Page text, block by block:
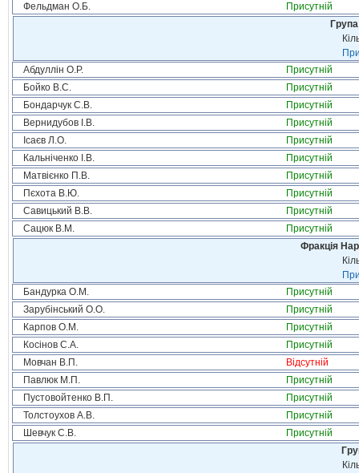
Фельдман О.Б.
Присутній
Абдуллін О.Р.
Присутній
Бойко В.С.
Присутній
Бондарчук С.В.
Присутній
Вернидубов І.В.
Присутній
Ісаєв Л.О.
Присутній
Кальніченко І.В.
Присутній
Матвієнко П.В.
Присутній
Пєхота В.Ю.
Присутній
Савицький В.В.
Присутній
Сацюк В.М.
Присутній
Фракція
Бандурка О.М.
Присутній
Зарубінський О.О.
Присутній
Карпов О.М.
Присутній
Косінов С.А.
Присутній
Мовчан В.П.
Відсутній
Павлюк М.П.
Присутній
Пустовойтенко В.П.
Присутній
Толстоухов А.В.
Присутній
Шевчук С.В.
Присутній